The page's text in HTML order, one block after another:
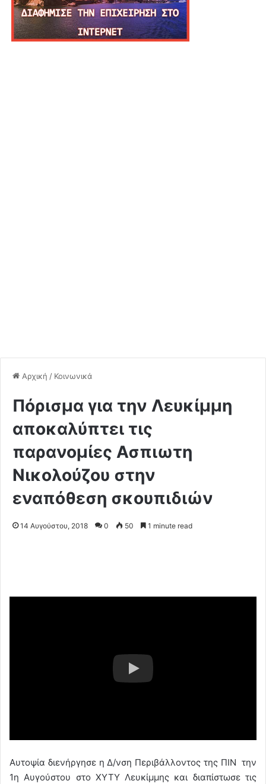
Αρχική / Κοινωνικά
Πόρισμα για την Λευκίμμη
αποκαλύπτει τις
παρανομίες Ασπιωτη
Νικολούζου στην
εναπόθεση σκουπιδιών
14 Αυγούστου, 2018 0 50 1 minute read
Αυτοψία διενήργησε η Δ/νση Περιβάλλοντος της ΠΙΝ την
1η Αυγούστου στο ΧΥΤΥ Λευκίμμης και διαπίστωσε τις